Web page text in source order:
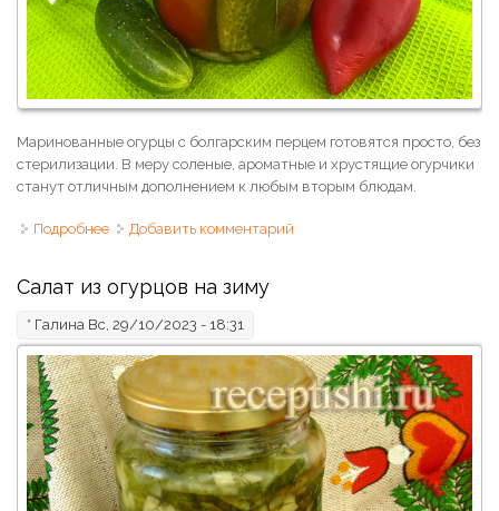
Маринованные огурцы с болгарским перцем готовятся просто, без
стерилизации. В меру соленые, ароматные и хрустящие огурчики
станут отличным дополнением к любым вторым блюдам.
Подробнее о Маринованные огурцы с болгарским перцем на зиму
Добавить комментарий
Салат из огурцов на зиму
* Галина Вс, 29/10/2023 - 18:31